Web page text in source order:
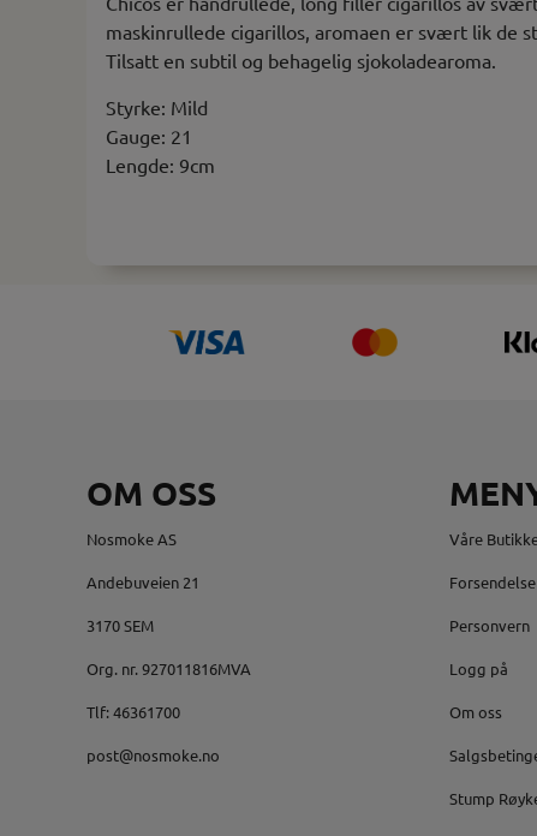
maskinrullede cigarillos, aromaen er svært lik de
Tilsatt en subtil og behagelig sjokoladearoma.
Styrke: Mild
Gauge: 21
Lengde: 9cm
OM OSS
Nosmoke AS
Andebuveien 21
3170 SEM
Org. nr. 927011816MVA
Tlf:46361700
post@nosmoke.no
Våre
Personvern
Logg på
Om oss
Stump